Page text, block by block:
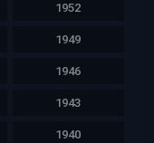
1952
1949
1946
1943
1940